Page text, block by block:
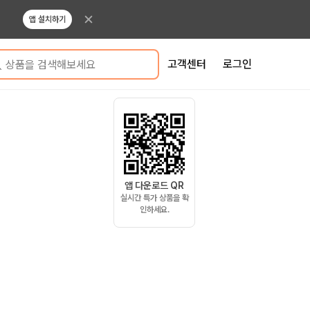
앱 설치하기
상품을 검색해보세요 고객센터 로그인
앱 다운로드 QR
실시간 특가 상품을 확
인하세요.